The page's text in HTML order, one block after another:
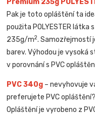
Pak je toto opláštění ta
použita POLYESTER
235g/m2. Samozřejmostí
barev. Výhodou je vysoká
v porovnání s PVC
PVC 340g – nevyhovuje
preferujete PVC
Opláštění je vyrobeno z